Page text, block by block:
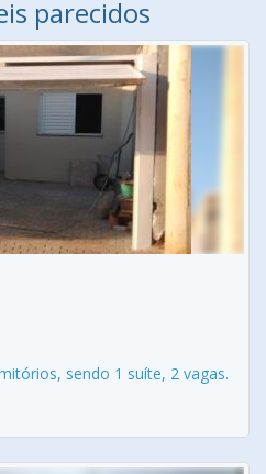
parecidos
sendo 1 suíte, 2 vagas.